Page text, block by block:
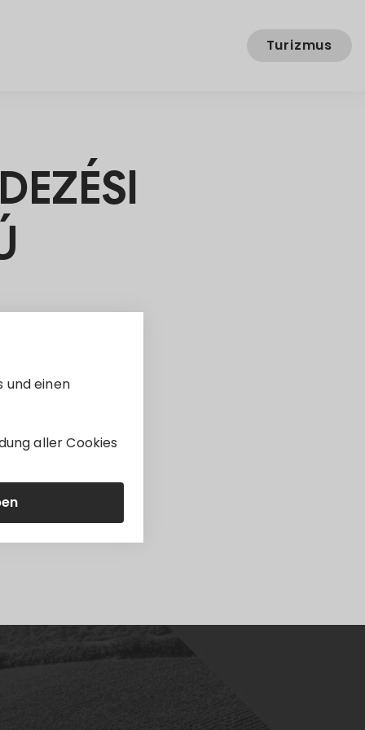
und einen
aller Cookies
Turizmus